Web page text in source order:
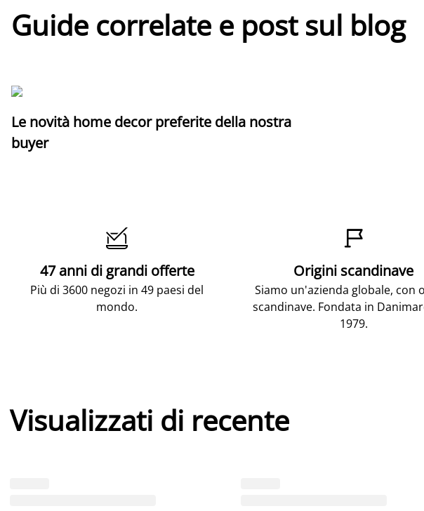
Guide correlate e post sul blog
Le novità home decor preferite della nostra
buyer

47 anni di grandi offerte
Più di 3600 negozi in 49 paesi del
mondo.

Origini scandinave
Siamo un'azienda globale, con
scandinave. Fondata in
1979.
Visualizzati di recente